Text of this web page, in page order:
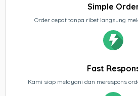
Simple
Order cepat tanpa ribet langsung
Fast
Kami siap melayani dan merespons